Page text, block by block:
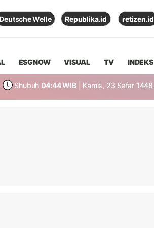
Deutsche Welle Republika.id retizen.id
ESGNOW VISUAL TV INDEKS
Shubuh 04:44 WIB | Kamis, 23 Safar 1448